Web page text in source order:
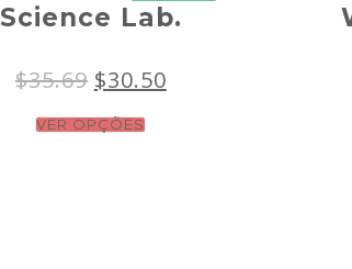
Science Lab.
$35.69 $30.50
VER OPÇÕES